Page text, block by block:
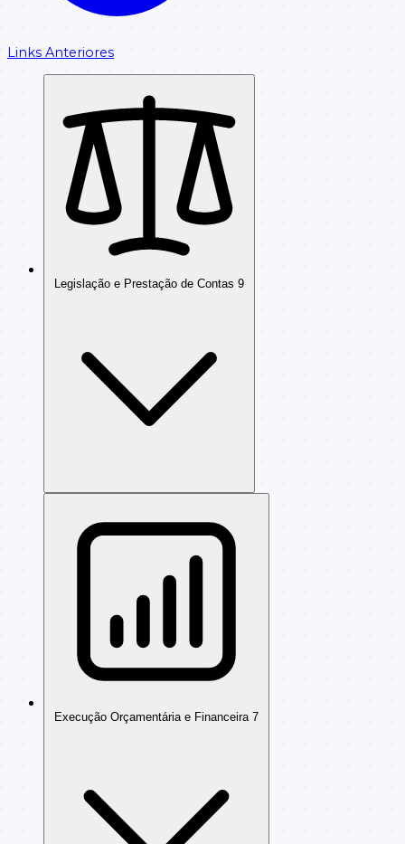
Links Anteriores
Legislação e Prestação de Contas 9
Execução Orçamentária e Financeira 7